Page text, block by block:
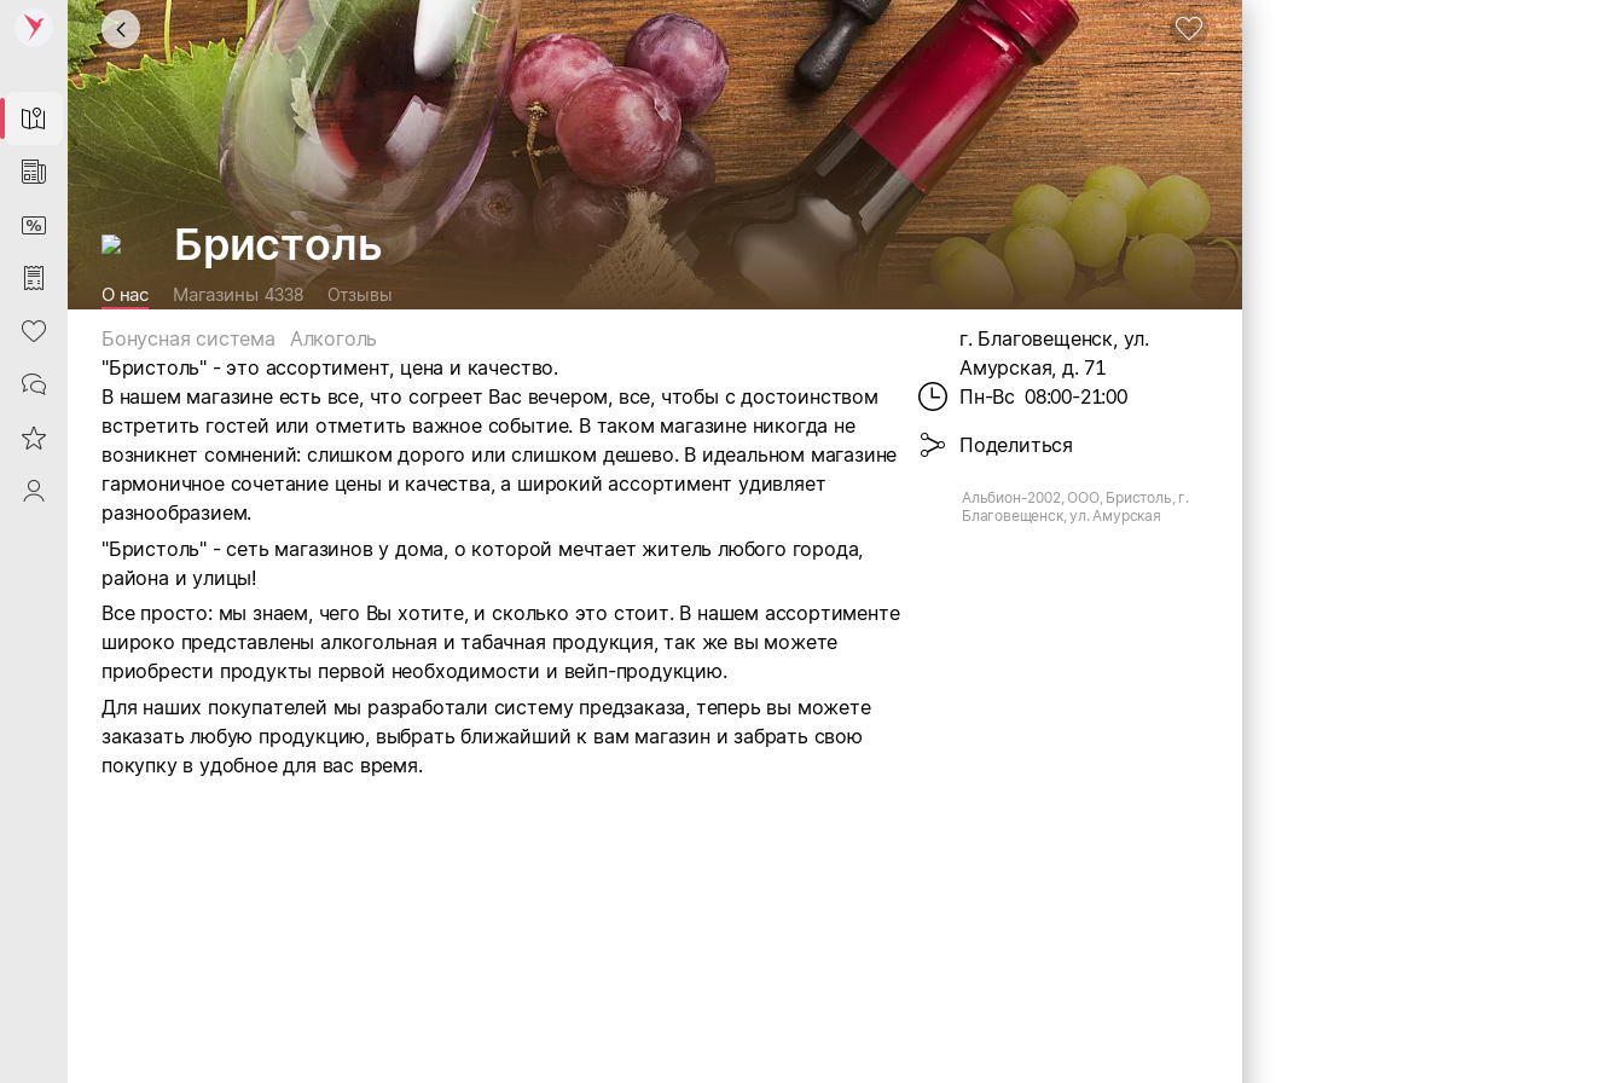
Map
News
DiscountCard
Purchases
Heart
Contacts
Reviews
ProfileSaby
Бристоль
О нас Магазины 4338 Отзывы
Бонусная система
Алкоголь
"Бристоль" - это ассортимент, цена и качество.
В нашем магазине есть все, что согреет Вас вечером, все, чтобы с достоинством
встретить гостей или отметить важное событие. В таком магазине никогда не
возникнет сомнений: слишком дорого или слишком дешево. В идеальном магазине
гармоничное сочетание цены и качества, а широкий ассортимент удивляет
разнообразием.
"Бристоль" - сеть магазинов у дома, о которой мечтает житель любого города,
района и улицы!
Все просто: мы знаем, чего Вы хотите, и сколько это стоит. В нашем ассортименте
широко представлены алкогольная и табачная продукция, так же вы можете
приобрести продукты первой необходимости и вейп-продукцию.
Для наших покупателей мы разработали систему предзаказа, теперь вы можете
заказать любую продукцию, выбрать ближайший к вам магазин и забрать свою
покупку в удобное для вас время.
г. Благовещенск, ул.
Амурская, д. 71
Пн-Вс 08:00-21:00
Поделиться
Альбион-2002, ООО, Бристоль, г.
Благовещенск, ул. Амурская